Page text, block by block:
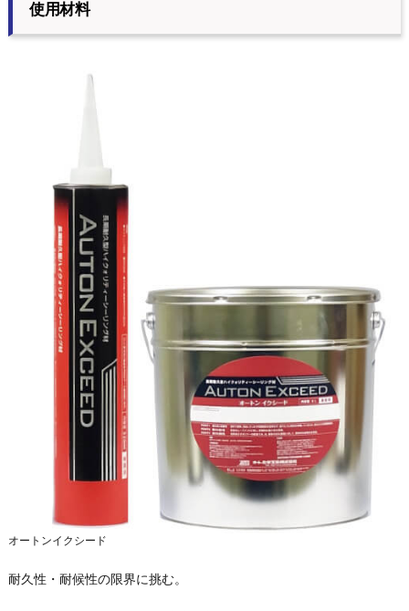
使用材料
オートンイクシード
耐久性・耐候性の限界に挑む。